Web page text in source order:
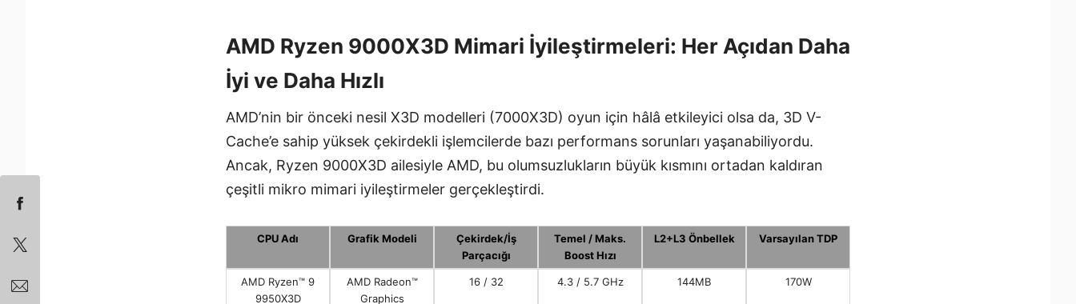
AMD Ryzen 9000X3D Mimari İyileştirmeleri: Her Açıdan Daha
İyi ve Daha Hızlı
AMD’nin bir önceki nesil X3D modelleri (7000X3D) oyun için hâlâ etkileyici olsa da, 3D V-
Cache’e sahip yüksek çekirdekli işlemcilerde bazı performans sorunları yaşanabiliyordu.
Ancak, Ryzen 9000X3D ailesiyle AMD, bu olumsuzlukların büyük kısmını ortadan kaldıran
çeşitli mikro mimari iyileştirmeler gerçekleştirdi.
CPU Adı Grafik Modeli
Çekirdek/İş
Parçacığı
Temel / Maks.
Boost Hızı
L2+L3 Önbellek Varsayılan TDP
AMD Ryzen™ 9
9950X3D
AMD Radeon™
Graphics
16 / 32 4.3 / 5.7 GHz 144MB 170W